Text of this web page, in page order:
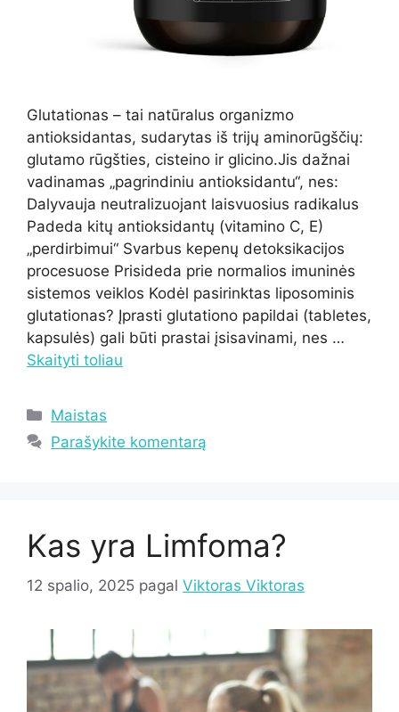
Glutationas – tai natūralus organizmo
antioksidantas, sudarytas iš trijų aminorūgščių:
glutamo rūgšties, cisteino ir glicino.Jis dažnai
vadinamas „pagrindiniu antioksidantu“, nes:
Dalyvauja neutralizuojant laisvuosius radikalus
Padeda kitų antioksidantų (vitamino C, E)
„perdirbimui“ Svarbus kepenų detoksikacijos
procesuose Prisideda prie normalios imuninės
sistemos veiklos Kodėl pasirinktas liposominis
glutationas? Įprasti glutationo papildai (tabletes,
kapsulės) gali būti prastai įsisavinami, nes …
Skaityti toliau
Kategorijos
Maistas
Parašykite komentarą
Kas yra Limfoma?
12 spalio, 2025 pagal Viktoras Viktoras